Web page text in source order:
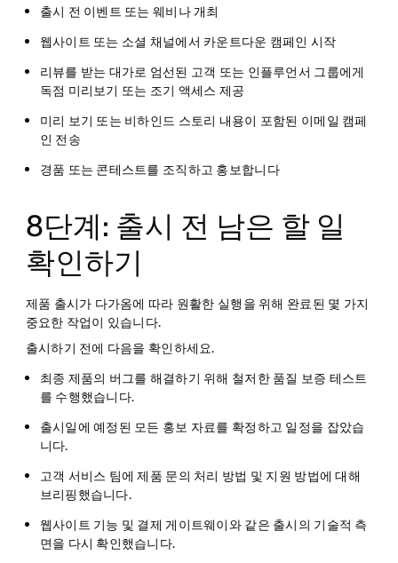
출시 전 이벤트 또는 웨비나 개최
웹사이트 또는 소셜 채널에서 카운트다운 캠페인 시작
리뷰를 받는 대가로 엄선된 고객 또는 인플루언서 그룹에게
독점 미리보기 또는 조기 액세스 제공
미리 보기 또는 비하인드 스토리 내용이 포함된 이메일 캠페
인 전송
경품 또는 콘테스트를 조직하고 홍보합니다
8단계: 출시 전 남은 할 일
확인하기
제품 출시가 다가옴에 따라 원활한 실행을 위해 완료된 몇 가지
중요한 작업이 있습니다.
출시하기 전에 다음을 확인하세요.
최종 제품의 버그를 해결하기 위해 철저한 품질 보증 테스트
를 수행했습니다.
출시일에 예정된 모든 홍보 자료를 확정하고 일정을 잡았습
니다.
고객 서비스 팀에 제품 문의 처리 방법 및 지원 방법에 대해
브리핑했습니다.
웹사이트 기능 및 결제 게이트웨이와 같은 출시의 기술적 측
면을 다시 확인했습니다.